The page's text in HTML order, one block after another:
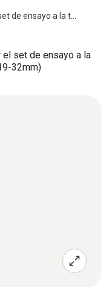
de ensayo a la t...
set de ensayo a la
32mm)